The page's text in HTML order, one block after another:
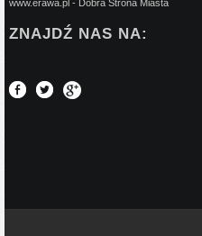
www.erawa.pl - Dobra Strona Miasta
ZNAJDŹ NAS NA: